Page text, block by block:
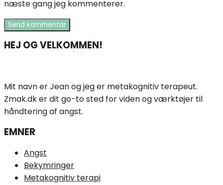
næste gang jeg kommenterer.
HEJ OG VELKOMMEN!
Mit navn er Jean og jeg er metakognitiv terapeut.
Zmak.dk er dit go-to sted for viden og værktøjer til
håndtering af angst.
EMNER
Angst
Bekymringer
Metakognitiv terapi